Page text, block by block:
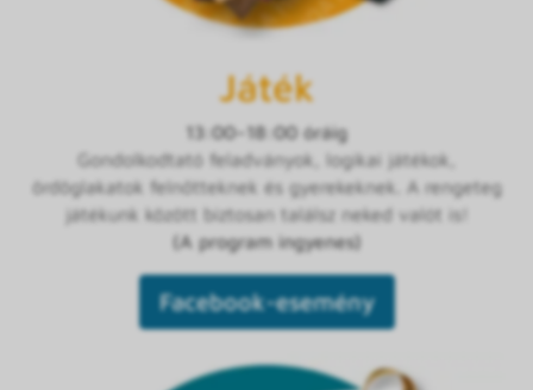
Játék
13:00–18:00 óráig
Gondolkodtató feladványok, logikai játékok,
ördöglakatok felnőtteknek és gyerekeknek. A rengeteg
játékunk között biztosan találsz neked valót is!
(A program ingyenes)
Facebook-esemény